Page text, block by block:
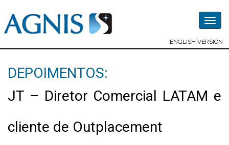
ENGLISH VERSION
DEPOIMENTOS:
JT – Diretor Comercial LATAM e
cliente de Outplacement